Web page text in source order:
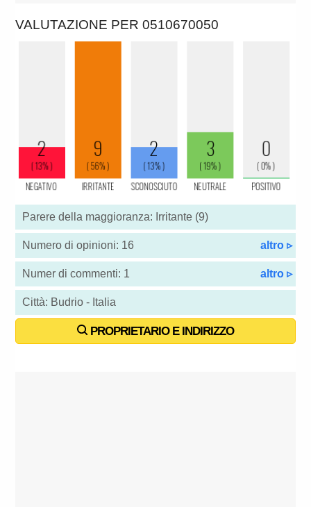
VALUTAZIONE PER 0510670050
Parere della maggioranza: Irritante (9)
Numero di opinioni: 16 altro ▹
Numer di commenti: 1 altro ▹
Città: Budrio - Italia
PROPRIETARIO E INDIRIZZO